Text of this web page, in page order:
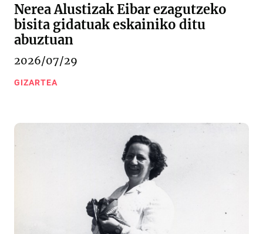
Nerea Alustizak Eibar ezagutzeko
bisita gidatuak eskainiko ditu
abuztuan
2026/07/29
GIZARTEA